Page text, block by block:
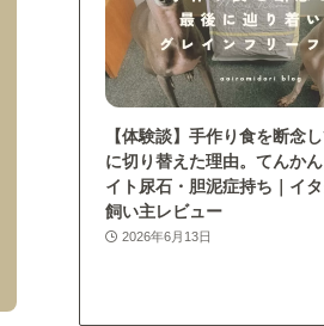
【体験談】手作り食を断念
に切り替えた理由。てんか
イト尿石・胆泥症持ち｜イタ
飼い主レビュー
2026年6月13日